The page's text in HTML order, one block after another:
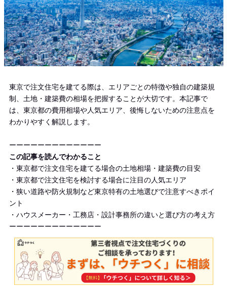
東京で注文住宅を建てる際は、エリアごとの特徴や独自の建築規
制、土地・建築費の相場を把握することが大切です。本記事で
は、東京都の費用相場や人気エリア、後悔しないための注意点を
わかりやすく解説します。
ーーーーーーーーーーーーー
この記事を読んでわかること
・東京都で注文住宅を建てる場合の土地相場・建築費の目安
・東京都で注文住宅を検討する場合に注目の人気エリア
・狭い道路や防火規制など東京特有の土地選びで注意すべきポイ
ント
・ハウスメーカー・工務店・設計事務所の違いと選び方の考え方
ーーーーーーーーーーーーー